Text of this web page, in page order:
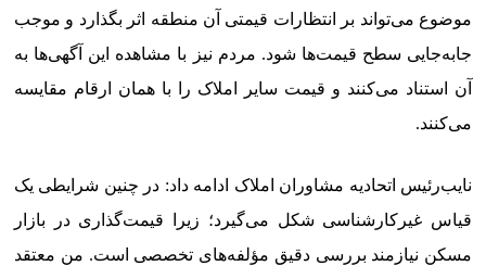
موضوع می‌تواند بر انتظارات قیمتی آن منطقه اثر بگذارد و موجب
جابه‌جایی سطح قیمت‌ها شود. مردم نیز با مشاهده این آگهی‌ها به
آن استناد می‌کنند و قیمت سایر املاک را با همان ارقام مقایسه
می‌کنند.
نایب‌رئیس اتحادیه مشاوران املاک ادامه داد: در چنین شرایطی یک
قیاس غیرکارشناسی شکل می‌گیرد؛ زیرا قیمت‌گذاری در بازار
مسکن نیازمند بررسی دقیق مؤلفه‌های تخصصی است. من معتقد